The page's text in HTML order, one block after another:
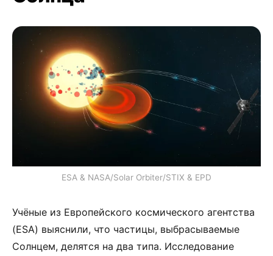
ESA & NASA/Solar Orbiter/STIX & EPD
Учёные из Европейского космического агентства
(ESA) выяснили, что частицы, выбрасываемые
Солнцем, делятся на два типа. Исследование